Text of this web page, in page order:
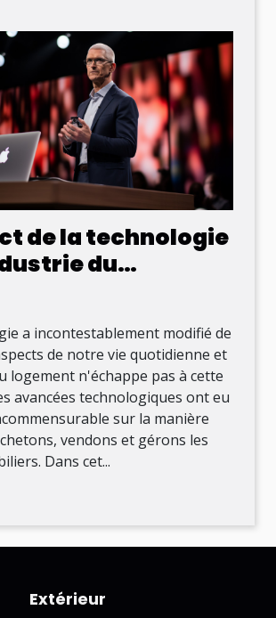
de la technologie
du
a incontestablement modifié de
de notre vie quotidienne et
logement n'échappe pas à cette
avancées technologiques ont eu
sur la manière
vendons et gérons les
Dans cet...
Extérieur